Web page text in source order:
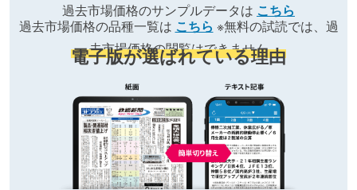
過去市場価格のサンプルデータは こちら
過去市場価格の品種一覧は こちら ※無料の試読では、過
去市場価格の閲覧はできません
電子版が選ばれている理由